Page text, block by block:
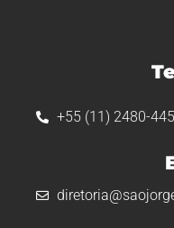
+55 (11) 2480-